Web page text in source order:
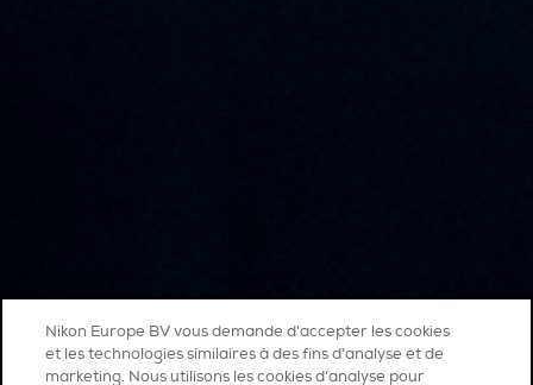
Nikon Europe BV vous demande d'accepter les cookies
et les technologies similaires à des fins d'analyse et de
marketing. Nous utilisons les cookies d’analyse pour